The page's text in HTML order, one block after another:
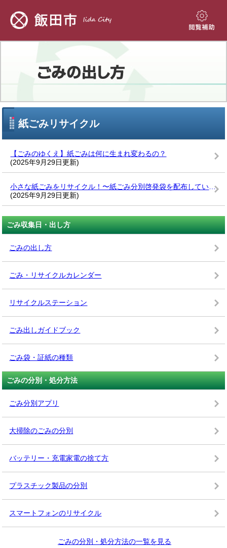
本
閲
紙ごみリサイクル
【ごみのゆくえ】紙ごみは何に生まれ変わるの？
(2025年9月29日更新)
小さな紙ごみをリサイクル！〜紙ごみ分別啓発袋を配布しています〜
(2025年9月29日更新)
ごみ収集日・出し方
ごみの出し方
ごみ・リサイクルカレンダー
リサイクルステーション
ごみ出しガイドブック
ごみ袋・証紙の種類
ごみの分別・処分方法
ごみ分別アプリ
大掃除のごみの分別
バッテリー・充電家電の捨て方
プラスチック製品の分別
スマートフォンのリサイクル
ごみの分別・処分方法の一覧を見る